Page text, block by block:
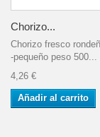
Chorizo...
Chorizo fresco
-pequeño peso 500...
4,26 €
Añadir al carrito